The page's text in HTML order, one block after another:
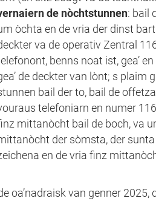
de nòchtstunnen: bail
òchta en de vria der dinst
va de operativ Zentral
benns noat ist, gea’
de deckter van lònt; s plaim
bail der to, bail de
telefoniarn en numer
mittanòcht bail de boch, va
der sòmsta, der
en de vria finz
oa’nadraisk van genner 2025,